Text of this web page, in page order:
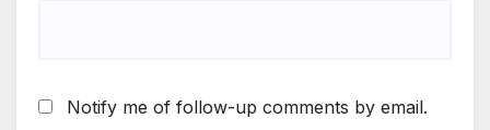
Notify me of follow-up comments by email.